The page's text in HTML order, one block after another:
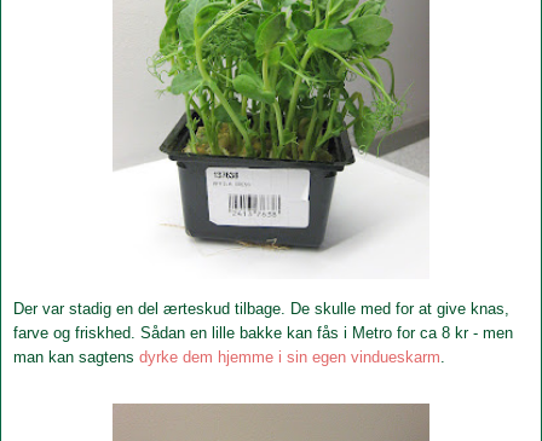
Der var stadig en del ærteskud tilbage. De skulle med for at give knas,
farve og friskhed. Sådan en lille bakke kan fås i Metro for ca 8 kr - men
man kan sagtens dyrke dem hjemme i sin egen vindueskarm